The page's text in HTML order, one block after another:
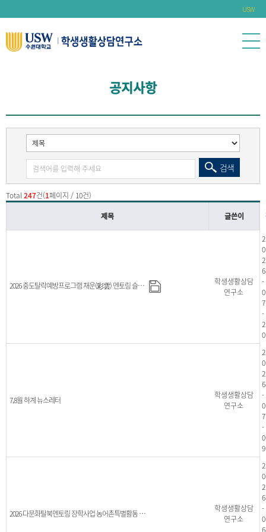
USW
공지사항
검색
Total247건(1페이지 / 10건)
제목
글쓴이
2026 중도탈락예방프로그램 채운(彩雲) 멘토링 슬로건 공모전
학생생활상담
연구소
2
0
2
6
-
0
7
-
2
0
7,8월 하계 뉴스레터
학생생활상담
연구소
2
0
2
6
-
0
7
-
0
9
2026 다문화탈북멘토링 장학사업 농어촌특별활동 여름캠프 참여멘토 모집
학생생활상담
연구소
2
0
2
6
-
0
6